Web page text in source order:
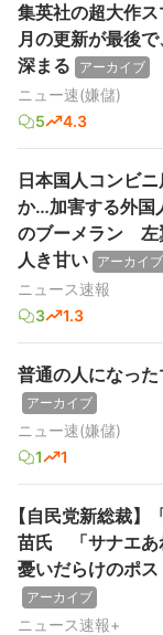
集英社の超大作
月の更新が最後
深まる
アーカイブ
ニュー速(嫌儲)
5
4.3
日本国人コンビ
か…加害する外国
のブーメラン 左
人き甘い アーカイブ
ニュース速報
3
1.3
普通の人になっ
アーカイブ
ニュー速(嫌儲)
1
1
【自民党新総裁
苗氏 「サナエあ
憂いだらけのポ
アーカイブ
ニュース速報+